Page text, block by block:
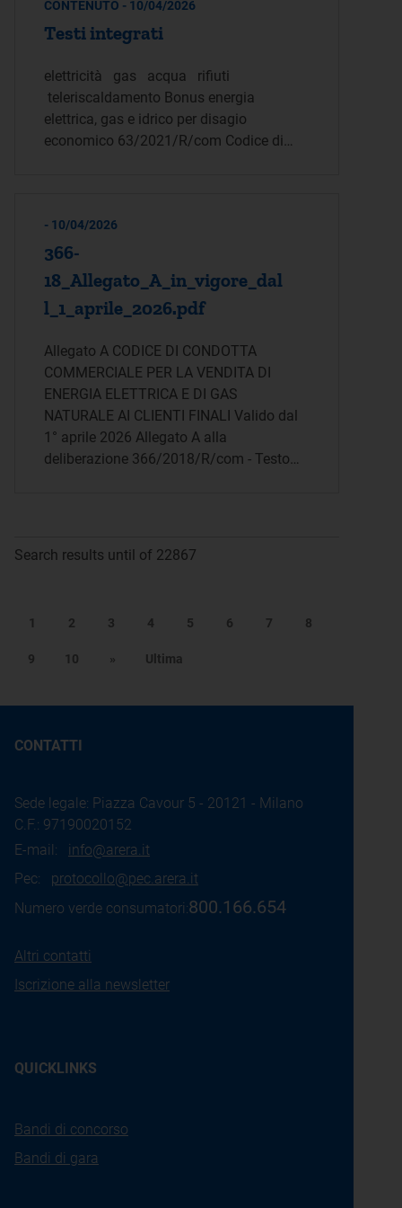
CONTENUTO - 10/04/2026
Testi integrati
elettricità gas acqua rifiuti
teleriscaldamento Bonus energia
elettrica, gas e idrico per disagio
economico 63/2021/R/com Codice di…
- 10/04/2026
366-
18_Allegato_A_in_vigore_dal
l_1_aprile_2026.pdf
Allegato A CODICE DI CONDOTTA
COMMERCIALE PER LA VENDITA DI
ENERGIA ELETTRICA E DI GAS
NATURALE AI CLIENTI FINALI Valido dal
1° aprile 2026 Allegato A alla
deliberazione 366/2018/R/com - Testo…
Search results until of 22867
1 2 3 4 5 6 7 8
9 10 » Ultima
CONTATTI
Sede legale: Piazza Cavour 5 - 20121 - Milano
C.F.: 97190020152
E-mail: info@arera.it
Pec: protocollo@pec.arera.it
Numero verde consumatori:800.166.654
Altri contatti
Iscrizione alla newsletter
QUICKLINKS
Bandi di concorso
Bandi di gara